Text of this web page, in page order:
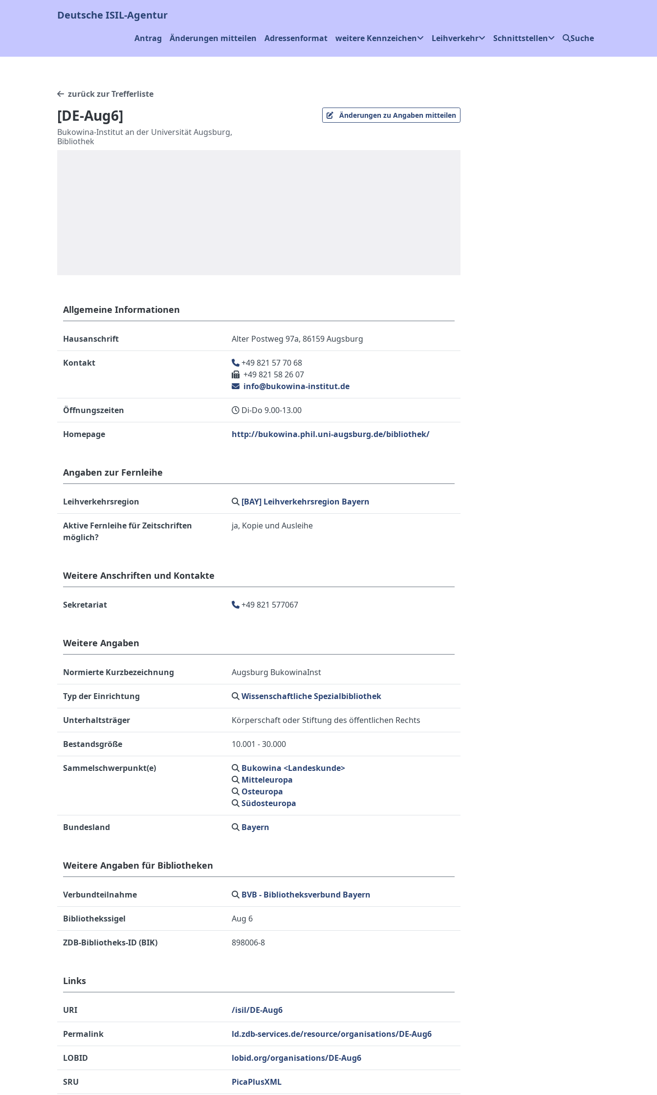
Deutsche ISIL-Agentur
Antrag Änderungen mitteilen Adressenformat weitere Kennzeichen Leihverkehr Schnittstellen Suche
zurück zur Trefferliste
[DE-Aug6] Änderungen zu Angaben mitteilen
Bukowina-Institut an der Universität Augsburg,
Bibliothek
Allgemeine Informationen
Hausanschrift Alter Postweg 97a, 86159 Augsburg
Kontakt
+49 821 57 70 68
+49 821 58 26 07
info@bukowina-institut.de
Öffnungszeiten Di-Do 9.00-13.00
Homepage http://bukowina.phil.uni-augsburg.de/bibliothek/
Angaben zur Fernleihe
Leihverkehrsregion [BAY] Leihverkehrsregion Bayern
Aktive Fernleihe für Zeitschriften
möglich?
ja, Kopie und Ausleihe
Weitere Anschriften und Kontakte
Sekretariat +49 821 577067
Weitere Angaben
Normierte Kurzbezeichnung Augsburg BukowinaInst
Typ der Einrichtung Wissenschaftliche Spezialbibliothek
Unterhaltsträger Körperschaft oder Stiftung des öffentlichen Rechts
Bestandsgröße 10.001 - 30.000
Sammelschwerpunkt(e)
Bukowina <Landeskunde>
Mitteleuropa
Osteuropa
Südosteuropa
Bundesland Bayern
Weitere Angaben für Bibliotheken
Verbundteilnahme BVB - Bibliotheksverbund Bayern
Bibliothekssigel Aug 6
ZDB-Bibliotheks-ID (BIK) 898006-8
Links
URI /isil/DE-Aug6
Permalink ld.zdb-services.de/resource/organisations/DE-Aug6
LOBID lobid.org/organisations/DE-Aug6
SRU PicaPlusXML